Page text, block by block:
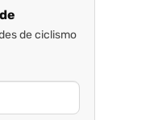
de ciclismo